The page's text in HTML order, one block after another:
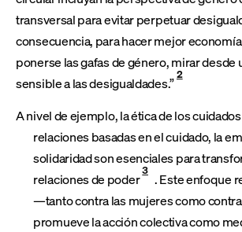
transversal para evitar perpetuar
consecuencia, para hacer mejor
ponerse las gafas de género, mirar desde
sensible a las desigualdades.”
2
A nivel de ejemplo, la ética de los
relaciones basadas en el cuidado, la
solidaridad son esenciales para
relaciones de poder
3
. Este enfoque
—tanto contra las mujeres como
promueve la acción colectiva como